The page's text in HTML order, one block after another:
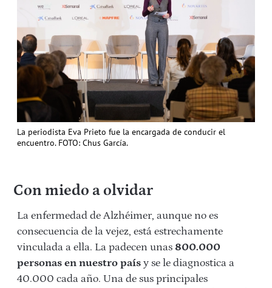
La periodista Eva Prieto fue la encargada de conducir el
encuentro. FOTO: Chus García.
Con miedo a olvidar
La enfermedad de Alzhéimer, aunque no es
consecuencia de la vejez, está estrechamente
vinculada a ella. La padecen unas 800.000
personas en nuestro país y se le diagnostica a
40.000 cada año. Una de sus principales